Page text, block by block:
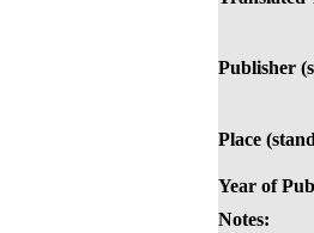
Publisher
Place
Year of
Notes: